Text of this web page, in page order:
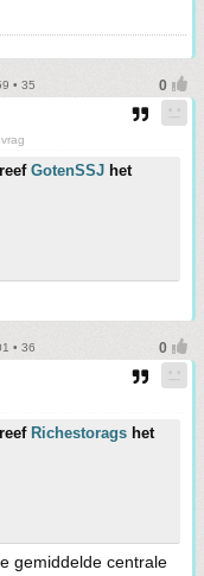
• 35
GotenSSJ het
• 36
Richestorags het
gemiddelde centrale